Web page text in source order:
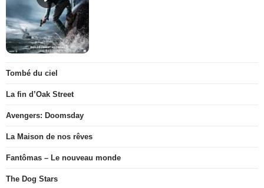
Tombé du ciel
La fin d’Oak Street
Avengers: Doomsday
La Maison de nos rêves
Fantômas – Le nouveau monde
The Dog Stars